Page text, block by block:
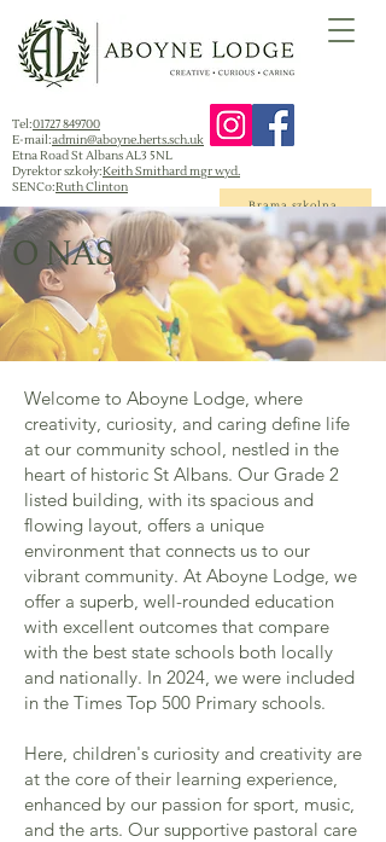
Tel:01727 849700
E-mail:admin@aboyne.herts.sch.uk
Etna Road St Albans AL3 5NL
Dyrektor szkoły:Keith Smithard mgr wyd.
SENCo:Ruth Clinton
Brama szkolna
O NAS
Welcome to Aboyne Lodge, where
creativity, curiosity, and caring define life
at our community school, nestled in the
heart of historic St Albans. Our Grade 2
listed building, with its spacious and
flowing layout, offers a unique
environment that connects us to our
vibrant community. At Aboyne Lodge, we
offer a superb, well-rounded education
with excellent outcomes that compare
with the best state schools both locally
and nationally. In 2024, we were included
in the Times Top 500 Primary schools.
Here, children's curiosity and creativity are
at the core of their learning experience,
enhanced by our passion for sport, music,
and the arts. Our supportive pastoral care